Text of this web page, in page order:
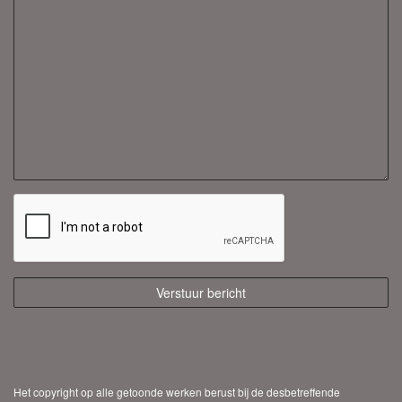
Het copyright op alle getoonde werken berust bij de desbetreffende